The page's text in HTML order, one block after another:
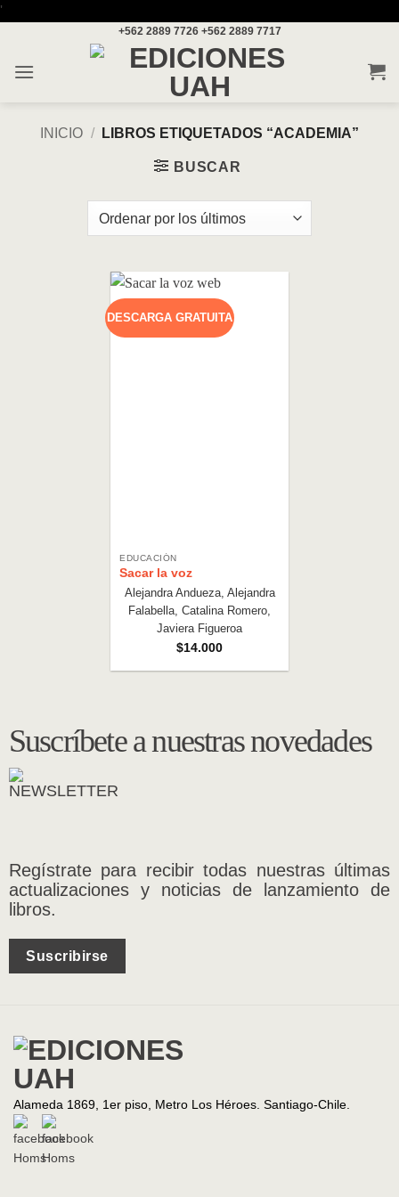
'
+562 2889 7726 +562 2889 7717
INICIO / LIBROS ETIQUETADOS “ACADEMIA”
BUSCAR
DESCARGA GRATUITA
EDUCACIÓN
Sacar la voz
Alejandra Andueza, Alejandra
Falabella, Catalina Romero,
Javiera Figueroa
$14.000
Suscríbete a nuestras novedades
Regístrate para recibir todas nuestras últimas
actualizaciones y noticias de lanzamiento de
libros.
Suscribirse
Alameda 1869, 1er piso, Metro Los Héroes. Santiago-Chile.